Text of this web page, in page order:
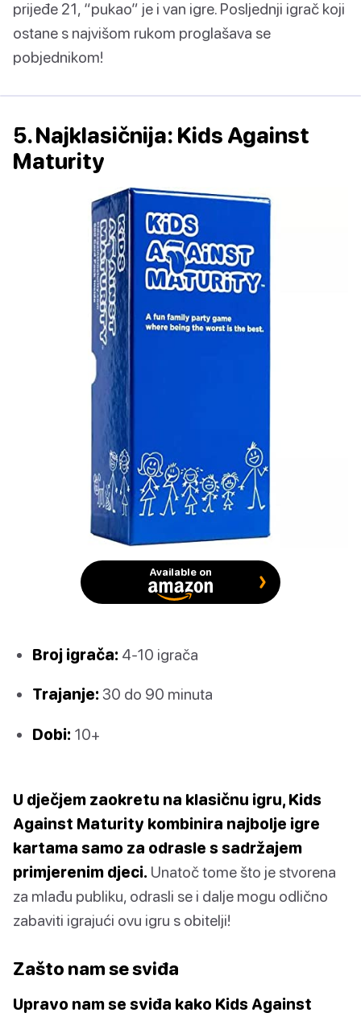
prijeđe 21, “pukao” je i van igre. Posljednji igrač koji
ostane s najvišom rukom proglašava se
pobjednikom!
5. Najklasičnija: Kids Against
Maturity
Available on
Broj igrača: 4-10 igrača
Trajanje: 30 do 90 minuta
Dobi: 10+
U dječjem zaokretu na klasičnu igru, Kids
Against Maturity kombinira najbolje igre
kartama samo za odrasle s sadržajem
primjerenim djeci. Unatoč tome što je stvorena
za mlađu publiku, odrasli se i dalje mogu odlično
zabaviti igrajući ovu igru s obitelji!
Zašto nam se sviđa
Upravo nam se sviđa kako Kids Against